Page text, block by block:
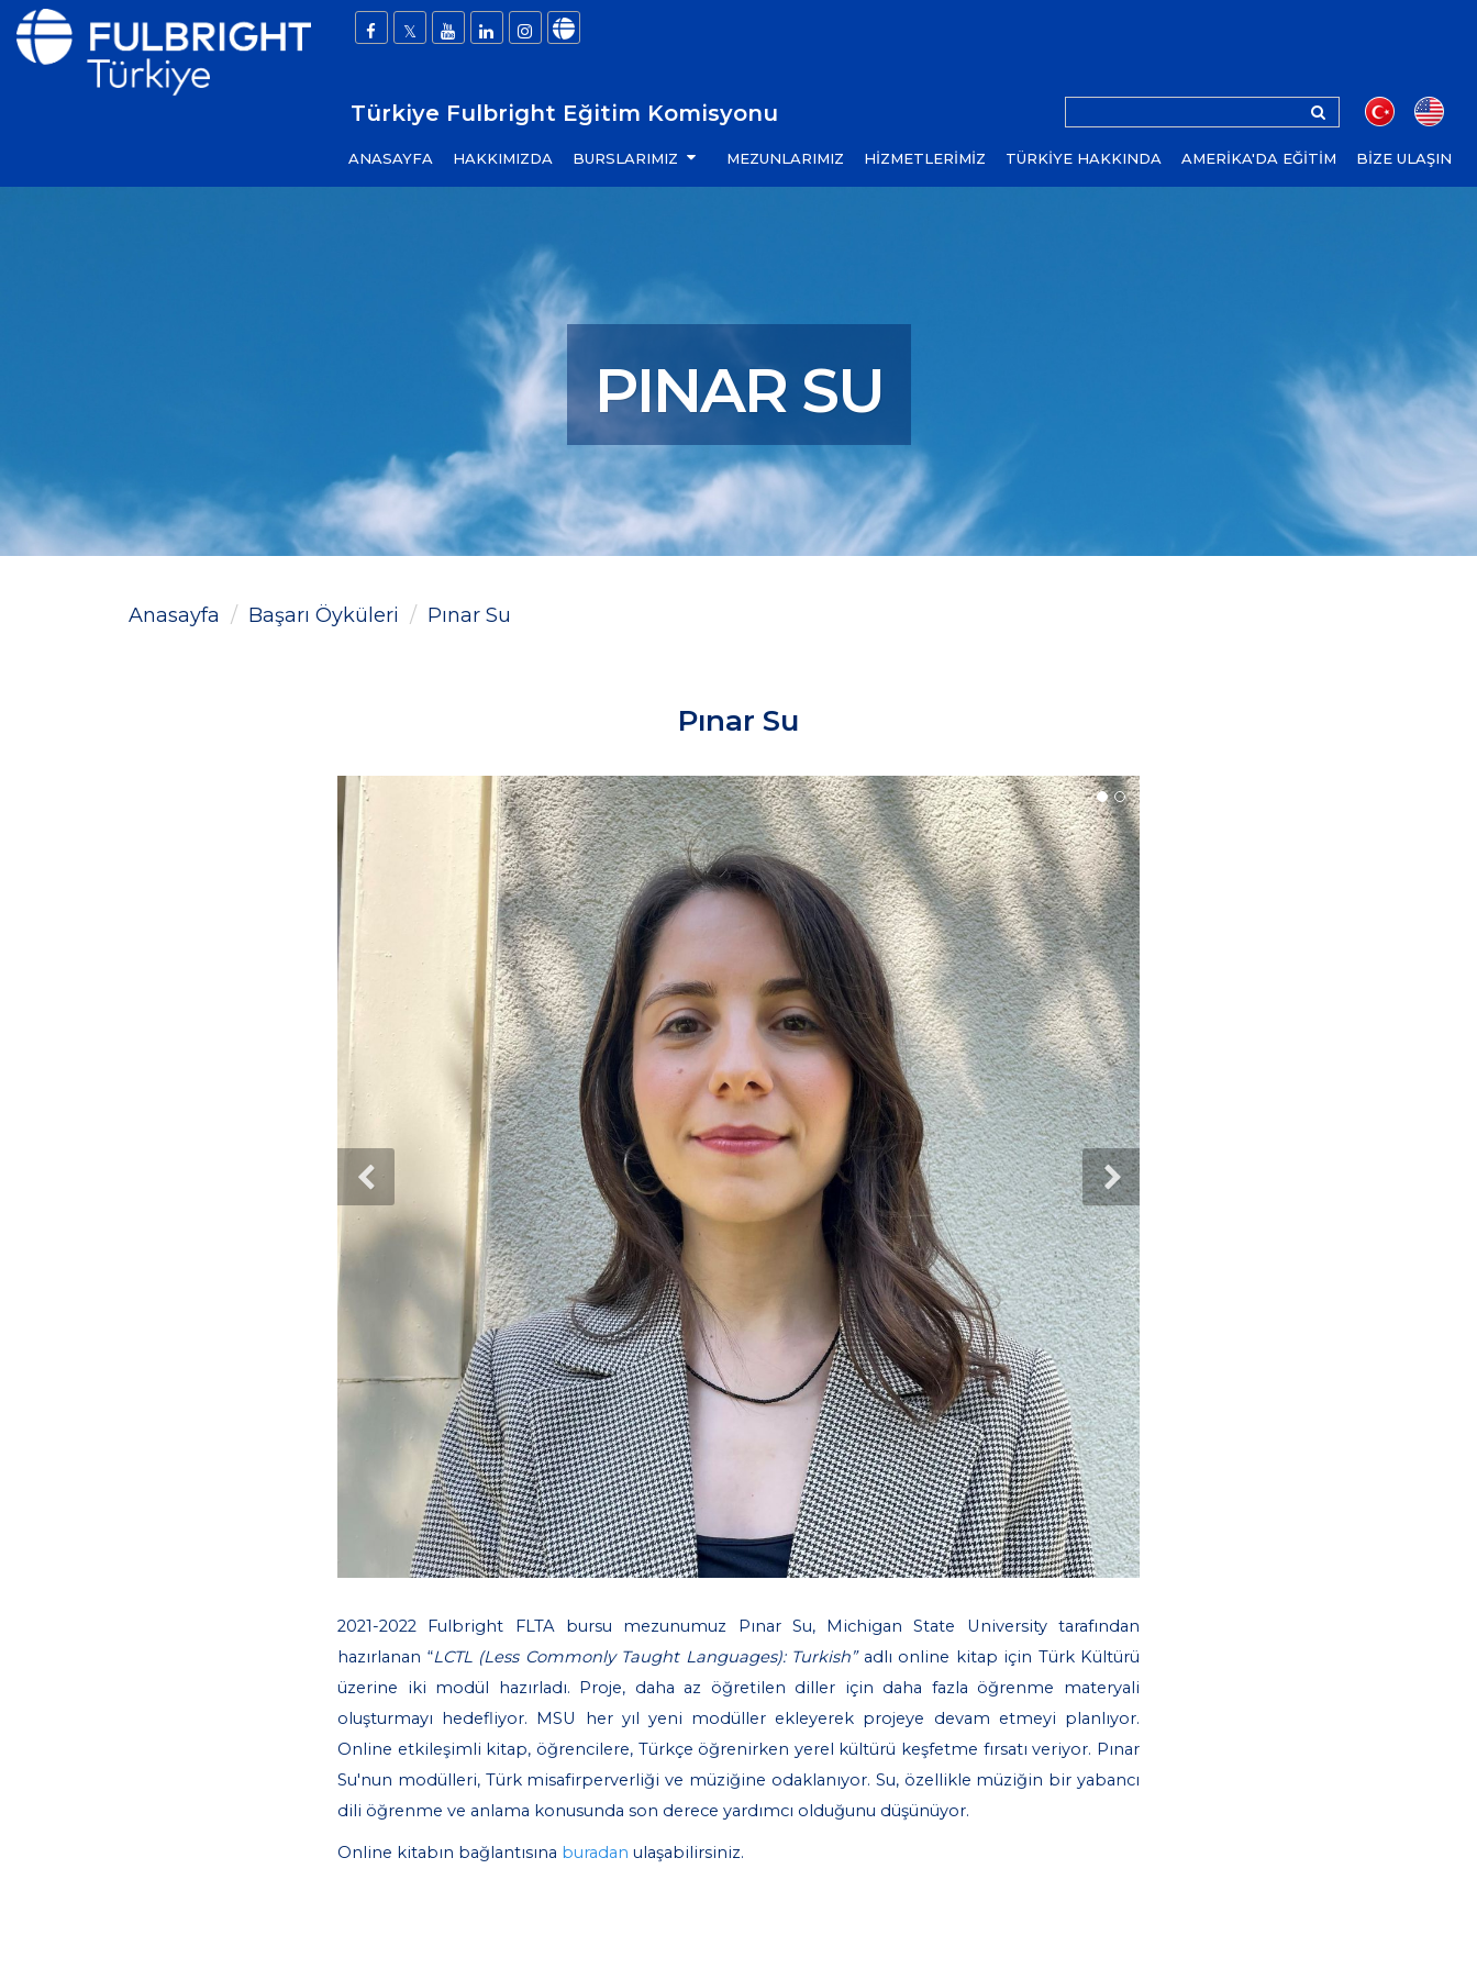
Türkiye Fulbright Eğitim Komisyonu
ANASAYFA HAKKIMIZDA BURSLARIMIZ MEZUNLARIMIZ HİZMETLERİMİZ TÜRKİYE HAKKINDA AMERİKA'DA EĞİTİM BİZE ULAŞIN
PINAR SU
Anasayfa Başarı Öyküleri Pınar Su
Pınar Su
2021-2022 Fulbright FLTA bursu mezunumuz Pınar Su, Michigan State University tarafından
hazırlanan “LCTL (Less Commonly Taught Languages): Turkish”adlı online kitap için Türk Kültürü
üzerine iki modül hazırladı. Proje, daha az öğretilen diller için daha fazla öğrenme materyali
oluşturmayı hedefliyor. MSU her yıl yeni modüller ekleyerek projeye devam etmeyi planlıyor.
Online etkileşimli kitap, öğrencilere, Türkçe öğrenirken yerel kültürü keşfetme fırsatı veriyor. Pınar
Su'nun modülleri, Türk misafirperverliği ve müziğine odaklanıyor. Su, özellikle müziğin bir yabancı
dili öğrenme ve anlama konusunda son derece yardımcı olduğunu düşünüyor.
Online kitabın bağlantısına buradan ulaşabilirsiniz.